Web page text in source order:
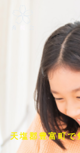
天塩郡豊富町で